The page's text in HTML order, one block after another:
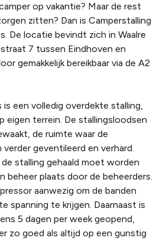
op vakantie? Maar de rest
zitten? Dan is Camperstalling
De locatie bevindt zich in Waalre
7 tussen Eindhoven en
gemakkelijk bereikbaar via de A2
is een volledig overdekte stalling,
eigen terrein. De stallingsloodsen
de ruimte waar de
geventileerd en verhard.
stalling gehaald moet worden
beheer plaats door de beheerders.
aanwezig om de banden
spanning te krijgen. Daarnaast is
5 dagen per week geopend,
zo goed als altijd op een gunstig